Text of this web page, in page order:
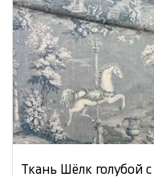
Ткань Шёлк голубой